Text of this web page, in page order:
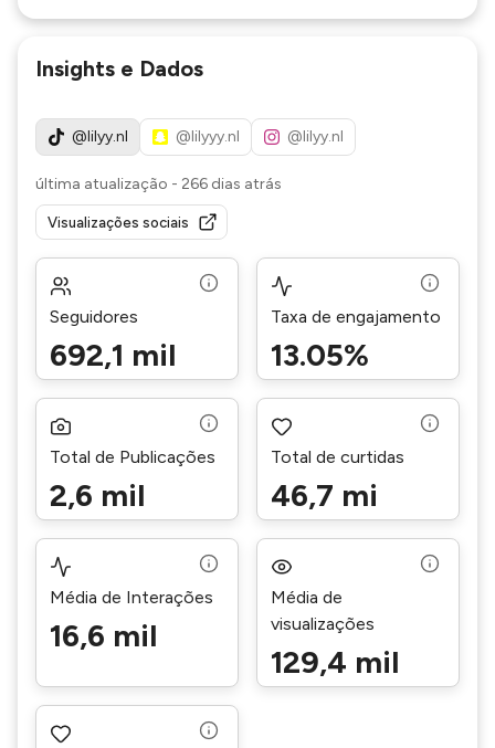
Insights e Dados
@lilyy.nl @lilyyy.nl @lilyy.nl
última atualização - 266 dias atrás
Visualizações sociais
Seguidores
692,1 mil
Taxa de engajamento
13.05%
Total de Publicações
2,6 mil
Total de curtidas
46,7 mi
Média de Interações
16,6 mil
Média de
visualizações
129,4 mil